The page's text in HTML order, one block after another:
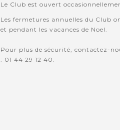
Le Club est ouvert
Les fermetures annuelles du Club
et pendant les vacances de Noel.
Pour plus de sécurité, contactez-
: 01 44 29 12 40.